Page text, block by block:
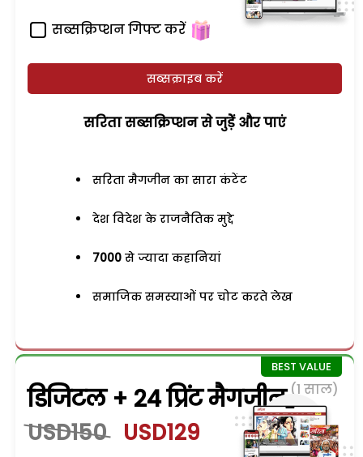
सब्सक्रिप्शन गिफ्ट करें
सब्सक्राइब करें
सरिता सब्सक्रिप्शन से जुड़ेें और पाएं
सरिता मैगजीन का सारा कंटेंट
देश विदेश के राजनैतिक मुद्दे
7000 से ज्यादा कहानियां
समाजिक समस्याओं पर चोट करते लेख
डिजिटल + 24 प्रिंट मैगजीन (1 साल)
USD150 USD129